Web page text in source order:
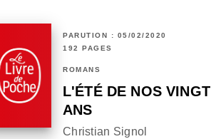
PARUTION : 05/02/2020
192 PAGES
ROMANS
L'ÉTÉ DE NOS VINGT
ANS
Christian Signol